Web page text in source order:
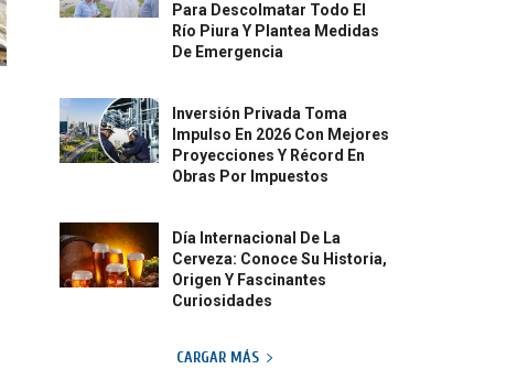
Para Descolmatar Todo El
Río Piura Y Plantea Medidas
De Emergencia
Inversión Privada Toma
Impulso En 2026 Con Mejores
Proyecciones Y Récord En
Obras Por Impuestos
Día Internacional De La
Cerveza: Conoce Su Historia,
Origen Y Fascinantes
Curiosidades
CARGAR MÁS